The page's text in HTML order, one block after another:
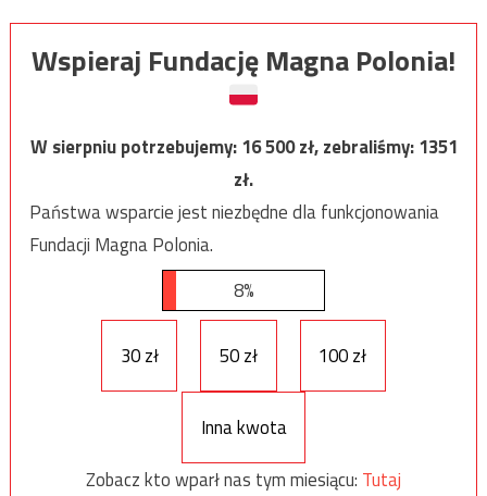
Wspieraj Fundację Magna Polonia!
W sierpniu potrzebujemy:16 500zł, zebraliśmy:1351
zł.
Państwa wsparcie jest niezbędne dla funkcjonowania
Fundacji Magna Polonia.
8%
30 zł 50 zł 100 zł
Inna kwota
Zobacz kto wparł nas tym miesiącu: Tutaj